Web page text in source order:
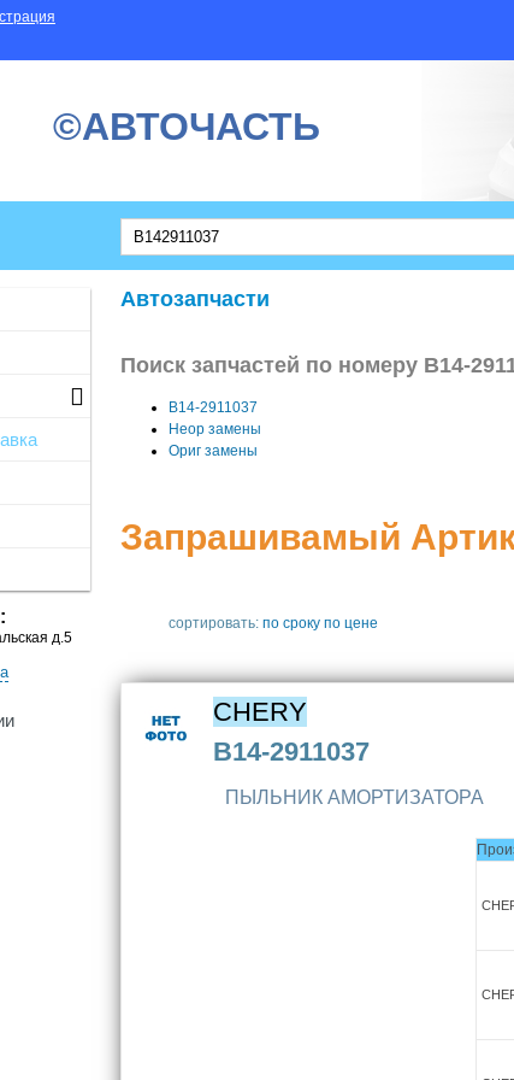
©АВТОЧАСТЬ
д.5
Автозапчасти
Поиск запчастей по номеру B14-
B14-2911037
Неор замены
Ориг замены
Запрашивамый
сортировать: по сроку по цене
CHERY
B14-2911037
ПЫЛЬНИК АМОРТИЗАТОРА